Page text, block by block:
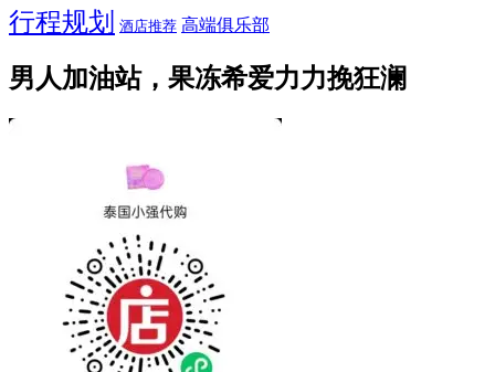
行程规划 酒店推荐 高端俱乐部
男人加油站，果冻希爱力力挽狂澜